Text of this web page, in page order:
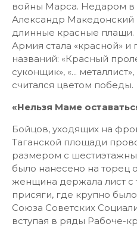
войны Марса. Недаром в
Александр Македонский
длинные красные плащи.
Армия стала «красной» и
названий: «Красный
суконщик», «...
считался цветом победы.
«Нельзя Маме
Бойцов, уходящих на
Таганской площади
размером с
было нанесено на торец
женщина держала лист с
присяги, где крупно
Союза Советских
вступая в ряды Рабоче-